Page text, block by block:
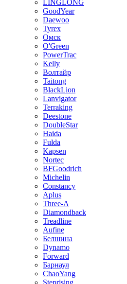
LINGLONG
GoodYear
Daewoo
Tyrex
Омск
O'Green
PowerTrac
Kelly
Волтайр
Taitong
BlackLion
Lanvigator
Terraking
Deestone
DoubleStar
Haida
Fulda
Kapsen
Nortec
BFGoodrich
Michelin
Constancy
Aplus
Three-A
Diamondback
Treadline
Aufine
Белшина
Dynamo
Forward
Барнаул
ChaoYang
Steprising